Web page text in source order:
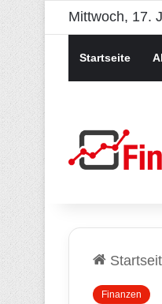
Mittwoch, 17.
Startseite
Finanzen